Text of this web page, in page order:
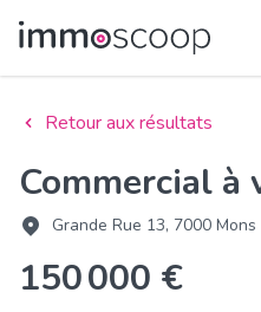
Retour aux résultats
Commercial
Grande Rue 13, 7000 Mons
150 000 €